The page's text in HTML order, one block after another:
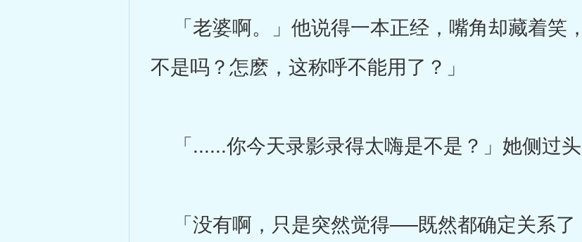
「老婆啊。」他说得一本正经，嘴角却藏着笑
不是吗？怎麽，这称呼不能用了？」
「......你今天录影录得太嗨是不是？」她侧过头
「没有啊，只是突然觉得──既然都确定关系了